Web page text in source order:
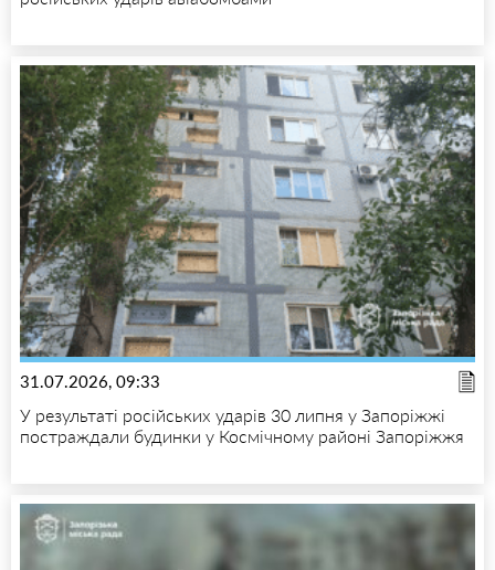
31.07.2026, 09:33
У результаті російських ударів 30 липня у Запоріжжі
постраждали будинки у Космічному районі Запоріжжя